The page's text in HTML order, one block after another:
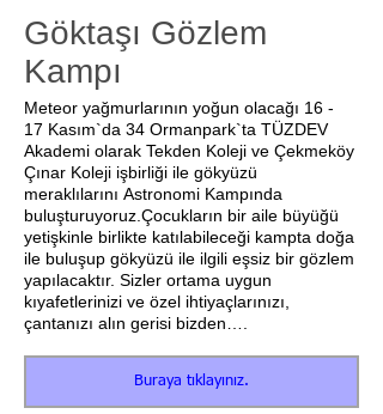
Göktaşı Gözlem
Kampı
Meteor yağmurlarının yoğun olacağı 16 -
17 Kasım`da 34 Ormanpark`ta TÜZDEV
Akademi olarak Tekden Koleji ve Çekmeköy
Çınar Koleji işbirliği ile gökyüzü
meraklılarını Astronomi Kampında
buluşturuyoruz.Çocukların bir aile büyüğü
yetişkinle birlikte katılabileceği kampta doğa
ile buluşup gökyüzü ile ilgili eşsiz bir gözlem
yapılacaktır. Sizler ortama uygun
kıyafetlerinizi ve özel ihtiyaçlarınızı,
çantanızı alın gerisi bizden….
Buraya tıklayınız.